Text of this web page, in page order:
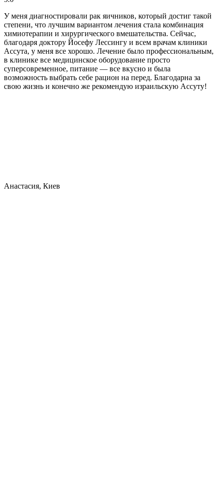
У меня диагностировали рак яичников, который достиг такой
степени, что лучшим вариантом лечения стала комбинация
химиотерапии и хирургического вмешательства. Сейчас,
благодаря доктору Йосефу Лессингу и всем врачам клиники
Ассута, у меня все хорошо. Лечение было профессиональным,
в клинике все медицинское оборудование просто
суперсовременное, питание — все вкусно и была
возможность выбрать себе рацион на перед. Благодарна за
свою жизнь и конечно же рекомендую израильскую Ассуту!
Анастасия, Киев